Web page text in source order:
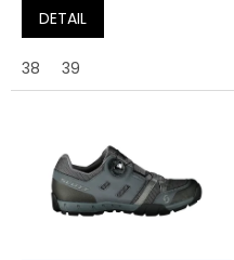
DETAIL
38 39